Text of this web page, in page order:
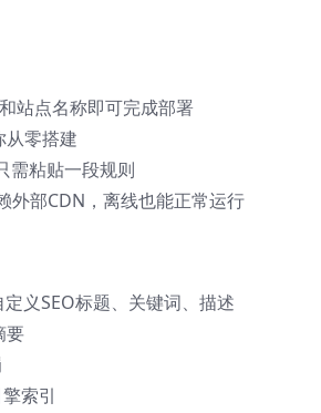
站点名称即可完成部署
从零搭建
需粘贴一段规则
外部CDN，离线也能正常运行
义SEO标题、关键词、描述
要
索引